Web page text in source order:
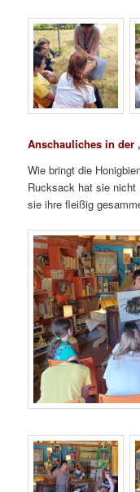
Anschauliches in der
Wie bringt die
Rucksack hat sie
sie ihre fleißig